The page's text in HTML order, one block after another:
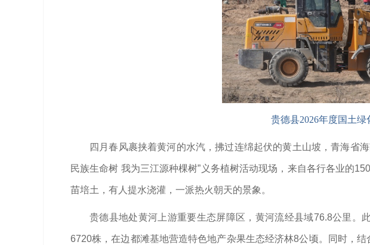
贵德县2026年度国土
四月春风裹挟着黄河的水汽，拂过连绵起伏的黄土山坡，青海省
民族生命树 我为三江源种棵树”义务植树活动现场，来自各行各业的
苗培土，有人提水浇灌，一派热火朝天的景象。
贵德县地处黄河上游重要生态屏障区，黄河流经县域76.8公里。
6720株，在边都滩基地营造特色地产杂果生态经济林8公顷。同时，